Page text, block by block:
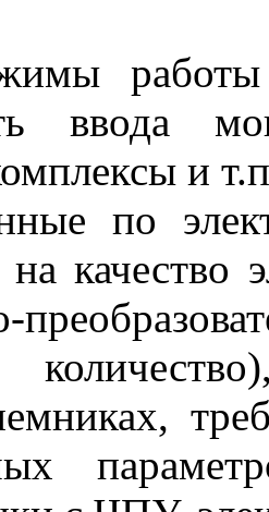
ввода
и
по
качество